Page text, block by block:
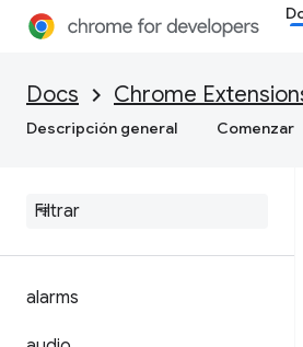
Docs Chrome
Descripción general Comenzar
Manifest V3
accessibility
action
alarms